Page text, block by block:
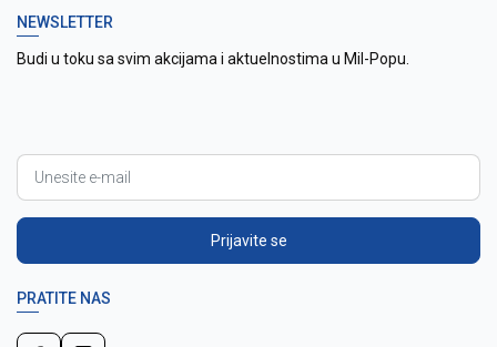
NEWSLETTER
Budi u toku sa svim akcijama i aktuelnostima u Mil-Popu.
Prijavite se
PRATITE NAS